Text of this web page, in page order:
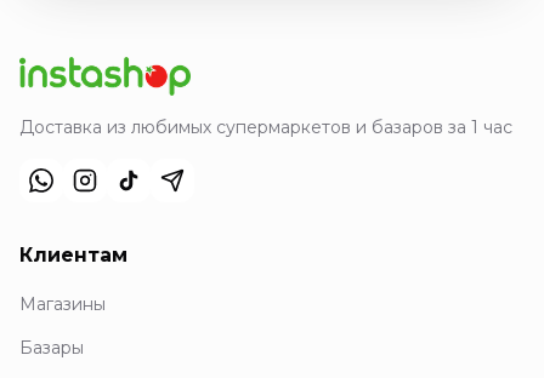
Доставка из любимых супермаркетов и базаров за 1 час
Клиентам
Магазины
Базары